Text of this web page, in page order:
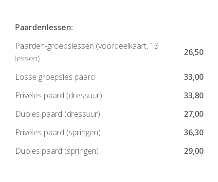
Paardenlessen:
Paarden-groepslessen (voordeelkaart, 13
lessen)
26,50
Losse groepsles paard
33,00
Privéles paard (dressuur)
33,80
Duoles paard (dressuur)
27,00
Privéles paard (springen)
36,30
Duoles paard (springen)
29,00